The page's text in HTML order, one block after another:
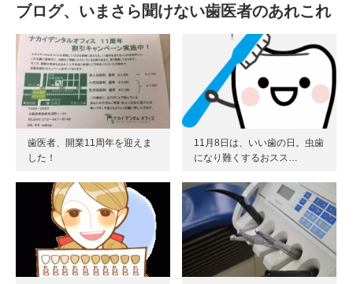
ブログ、いまさら聞けない歯医者のあれこれ
歯医者、開業11周年を迎えま
した！
11月8日は、いい歯の日。虫歯
になり難くするおスス…